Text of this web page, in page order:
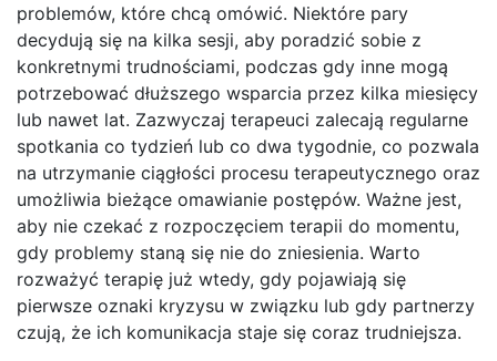
problemów, które chcą omówić. Niektóre pary
decydują się na kilka sesji, aby poradzić sobie z
konkretnymi trudnościami, podczas gdy inne mogą
potrzebować dłuższego wsparcia przez kilka miesięcy
lub nawet lat. Zazwyczaj terapeuci zalecają regularne
spotkania co tydzień lub co dwa tygodnie, co pozwala
na utrzymanie ciągłości procesu terapeutycznego oraz
umożliwia bieżące omawianie postępów. Ważne jest,
aby nie czekać z rozpoczęciem terapii do momentu,
gdy problemy staną się nie do zniesienia. Warto
rozważyć terapię już wtedy, gdy pojawiają się
pierwsze oznaki kryzysu w związku lub gdy partnerzy
czują, że ich komunikacja staje się coraz trudniejsza.